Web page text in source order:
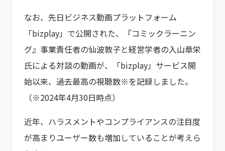
なお、先日ビジネス動画プラットフォーム
「bizplay」で公開された、『コミックラーニン
グ』事業責任者の仙波敦子と経営学者の入山章栄
氏による対談の動画が、「bizplay」サービス開
始以来、過去最高の視聴数※を記録しました。
（※2024年4月30日時点）
近年、ハラスメントやコンプライアンスの注目度
が高まりユーザー数も増加していることが考えら